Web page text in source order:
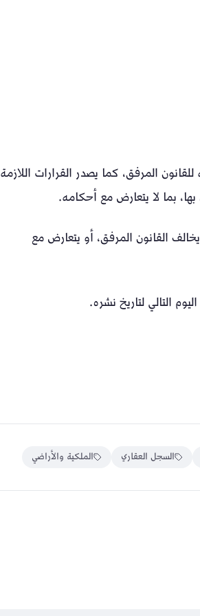
المرفق، كما يصدر القرارات اللازمة
بما لا يتعارض مع أحكامه.
القانون المرفق، أو يتعارض مع
التالي لتاريخ نشره.
السجل العقاري الملكية والأراضي